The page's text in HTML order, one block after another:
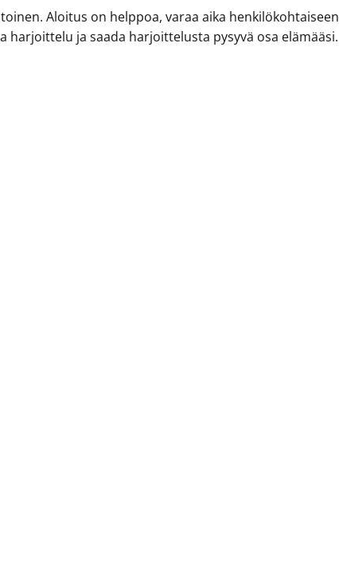
Aloitus on helppoa, varaa aika henkilökohtaiseen
ja saada harjoittelusta pysyvä osa elämääsi.